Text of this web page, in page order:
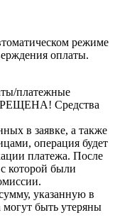
режиме
оплаты.
платежные
Средства
в заявке, а также
операция будет
платежа. После
которой были
указанную в
могут быть утеряны